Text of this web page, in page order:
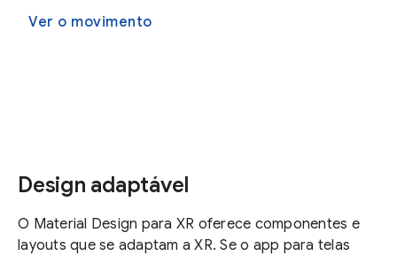
Ver o movimento
Design adaptável
O Material Design para XR oferece componentes e
layouts que se adaptam a XR. Se o app para telas